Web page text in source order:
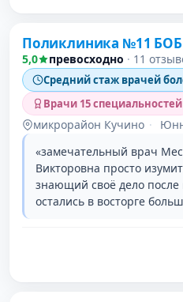
Поликлиника №11 БОБ
5,0 превосходно · 11
Средний стаж врачей
Врачи 15 специальностей
микрорайон Кучино ·
«замечательный врач
Викторовна просто
знающий своё дело
остались в восторге